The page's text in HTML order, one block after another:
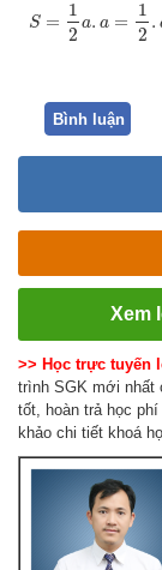
S =
1
2
a. a =
1
2
.
Bình luận
Xem
>> Học trực tuyến
trình SGK mới nhất
tốt, hoàn trả học
khảo chi tiết khoá